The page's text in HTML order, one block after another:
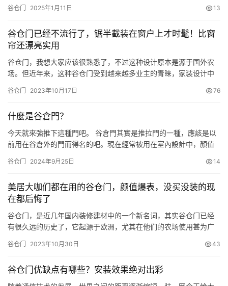
谷仓门 2025年1月11日 13
谷仓门已经不流行了，锯半截装在窗户上才时髦！比窗
帘还漂亮实用
谷仓门，我想大家应该很熟悉了，不过这种设计原本是源于国外农
场。但近年来，这种谷仓门受到越来越多业主的青睐，家装设计中
像这样： 因为大面积使用谷仓门，也有业主觉得谷仓门不再流行，
定程度上代替了窗帘，甚至是还更漂亮实用。 它还是利用了谷仓门
运作的…
谷仓门 2023年10月17日 76
什麼是谷倉門？
今天就來強推下這種門吧。 谷倉門其實是推拉門的一種，應該是以
前用在谷倉外的門而得名的吧。現在經常被用在室內設計中，顏值
單方便，它最大的優點應該就是好看瞭，顏值房間沒有任何爭議。
差，一般不安裝門鎖，為瞭方便推拉，可以安裝風格搭配的拉手。
不適用…
谷仓门 2024年9月25日 14
美居大咖们都在用的谷仓门，颜值爆表，没买没装的现
在都后悔了
谷仓门，是近几年国内装修建材中的一个新名词，其实谷仓门已经
有很久远的历史了，它起源于欧洲，尤其在他们的农场使用甚为广
也越来越追求个性化，不管是房屋设计的形式上，还是建筑材料的
在的它。相比传统印象中的谷仓门，保留了它简约便捷特质的同
时，质感上也…
谷仓门 2023年10月30日 43
谷仓门优缺点有哪些？安装效果绝对出彩